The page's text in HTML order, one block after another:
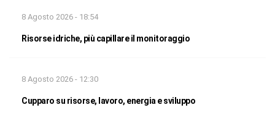
8 Agosto 2026 - 18:54
Risorse idriche, più capillare il monitoraggio
8 Agosto 2026 - 12:30
Cupparo su risorse, lavoro, energia e sviluppo